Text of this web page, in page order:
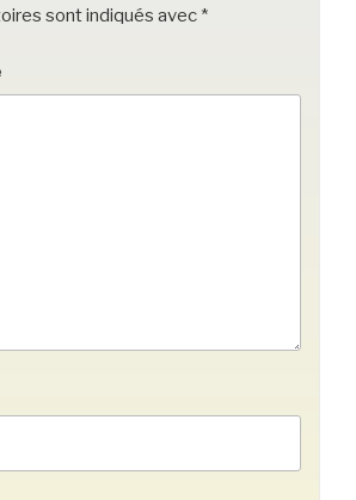
sont indiqués avec *